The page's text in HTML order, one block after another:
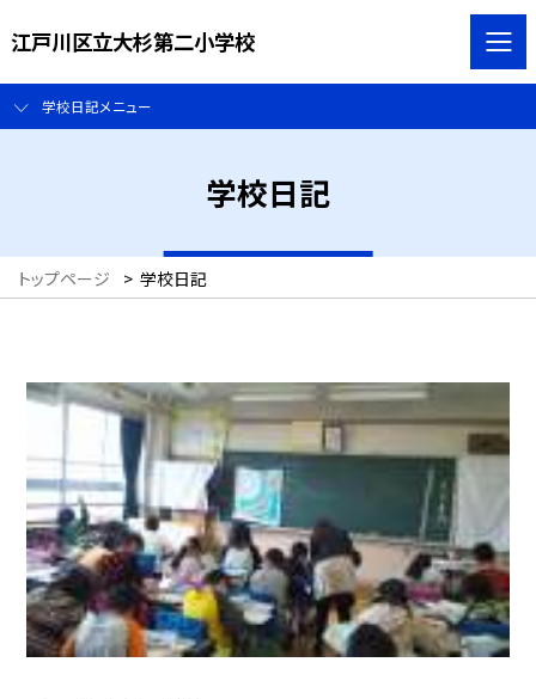
江戸川区立大杉第二小学校
学校日記メニュー
学校日記
トップページ > 学校日記